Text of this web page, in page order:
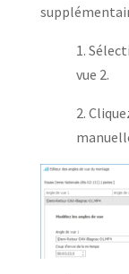
1.
vue 2.
2.